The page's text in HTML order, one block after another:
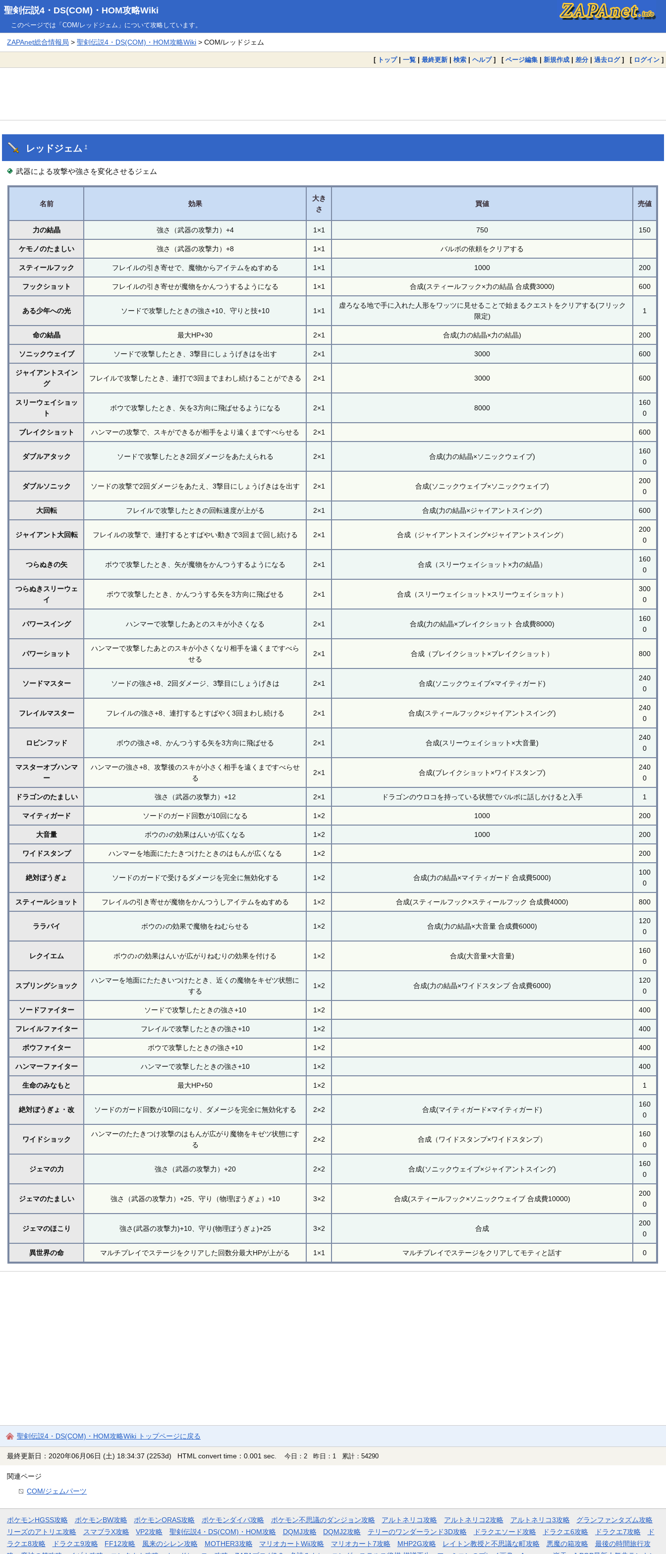
聖剣伝説4・DS(COM)・HOM攻略Wiki
このページでは「COM/レッドジェム」について攻略しています。
ZAPAnet総合情報局 >聖剣伝説4・DS(COM)・HOM攻略Wiki > COM/レッドジェム
[ トップ| 一覧 | 最終更新 | 検索 | ヘルプ] [ ページ編集 | 新規作成 | 差分 | 過去ログ] [ ログイン ]
レッドジェム†
武器による攻撃や強さを変化させるジェム
名前 効果
大き
さ
買値 売値
力の結晶 強さ（武器の攻撃力）+4 1×1 750 150
ケモノのたましい 強さ（武器の攻撃力）+8 1×1 バルボの依頼をクリアする
スティールフック フレイルの引き寄せで、魔物からアイテムをぬすめる 1×1 1000 200
フックショット フレイルの引き寄せが魔物をかんつうするようになる 1×1 合成(スティールフック×力の結晶 合成費3000) 600
ある少年への光 ソードで攻撃したときの強さ+10、守りと技+10 1×1
虚ろなる地で手に入れた人形をワッツに見せることで始まるクエストをクリアする(フリック
限定)
1
命の結晶 最大HP+30 2×1 合成(力の結晶×力の結晶) 200
ソニックウェイブ ソードで攻撃したとき、3撃目にしょうげきはを出す 2×1 3000 600
ジャイアントスイン
グ
フレイルで攻撃したとき、連打で3回までまわし続けることができる 2×1 3000 600
スリーウェイショッ
ト
ボウで攻撃したとき、矢を3方向に飛ばせるようになる 2×1 8000
160
0
ブレイクショット ハンマーの攻撃で、スキができるが相手をより遠くまですべらせる 2×1 600
ダブルアタック ソードで攻撃したとき2回ダメージをあたえられる 2×1 合成(力の結晶×ソニックウェイブ)
160
0
ダブルソニック ソードの攻撃で2回ダメージをあたえ、3撃目にしょうげきはを出す 2×1 合成(ソニックウェイブ×ソニックウェイブ)
200
0
大回転 フレイルで攻撃したときの回転速度が上がる 2×1 合成(力の結晶×ジャイアントスイング) 600
ジャイアント大回転 フレイルの攻撃で、連打するとすばやい動きで3回まで回し続ける 2×1 合成（ジャイアントスイング×ジャイアントスイング）
200
0
つらぬきの矢 ボウで攻撃したとき、矢が魔物をかんつうするようになる 2×1 合成（スリーウェイショット×力の結晶）
160
0
つらぬきスリーウェ
イ
ボウで攻撃したとき、かんつうする矢を3方向に飛ばせる 2×1 合成（スリーウェイショット×スリーウェイショット）
300
0
パワースイング ハンマーで攻撃したあとのスキが小さくなる 2×1 合成(力の結晶×ブレイクショット 合成費8000)
160
0
パワーショット
ハンマーで攻撃したあとのスキが小さくなり相手を遠くまですべら
せる
2×1 合成（ブレイクショット×ブレイクショット） 800
ソードマスター ソードの強さ+8、2回ダメージ、3撃目にしょうげきは 2×1 合成(ソニックウェイブ×マイティガード)
240
0
フレイルマスター フレイルの強さ+8、連打するとすばやく3回まわし続ける 2×1 合成(スティールフック×ジャイアントスイング)
240
0
ロビンフッド ボウの強さ+8、かんつうする矢を3方向に飛ばせる 2×1 合成(スリーウェイショット×大音量)
240
0
マスターオブハンマ
ー
ハンマーの強さ+8、攻撃後のスキが小さく相手を遠くまですべらせ
る
2×1 合成(ブレイクショット×ワイドスタンプ)
240
0
ドラゴンのたましい 強さ（武器の攻撃力）+12 2×1 ドラゴンのウロコを持っている状態でバルボに話しかけると入手 1
マイティガード ソードのガード回数が10回になる 1×2 1000 200
大音量 ボウの♪の効果はんいが広くなる 1×2 1000 200
ワイドスタンプ ハンマーを地面にたたきつけたときのはもんが広くなる 1×2 200
絶対ぼうぎょ ソードのガードで受けるダメージを完全に無効化する 1×2 合成(力の結晶×マイティガード 合成費5000)
100
0
スティールショット フレイルの引き寄せが魔物をかんつうしアイテムをぬすめる 1×2 合成(スティールフック×スティールフック 合成費4000) 800
ララバイ ボウの♪の効果で魔物をねむらせる 1×2 合成(力の結晶×大音量 合成費6000)
120
0
レクイエム ボウの♪の効果はんいが広がりねむりの効果を付ける 1×2 合成(大音量×大音量)
160
0
スプリングショック
ハンマーを地面にたたきいつけたとき、近くの魔物をキゼツ状態に
する
1×2 合成(力の結晶×ワイドスタンプ 合成費6000)
120
0
ソードファイター ソードで攻撃したときの強さ+10 1×2 400
フレイルファイター フレイルで攻撃したときの強さ+10 1×2 400
ボウファイター ボウで攻撃したときの強さ+10 1×2 400
ハンマーファイター ハンマーで攻撃したときの強さ+10 1×2 400
生命のみなもと 最大HP+50 1×2 1
絶対ぼうぎょ・改 ソードのガード回数が10回になり、ダメージを完全に無効化する 2×2 合成(マイティガード×マイティガード)
160
0
ワイドショック
ハンマーのたたきつけ攻撃のはもんが広がり魔物をキゼツ状態にす
る
2×2 合成（ワイドスタンプ×ワイドスタンプ）
160
0
ジェマの力 強さ（武器の攻撃力）+20 2×2 合成(ソニックウェイブ×ジャイアントスイング)
160
0
ジェマのたましい 強さ（武器の攻撃力）+25、守り（物理ぼうぎょ）+10 3×2 合成(スティールフック×ソニックウェイブ 合成費10000)
200
0
ジェマのほこり 強さ(武器の攻撃力)+10、守り(物理ぼうぎょ)+25 3×2 合成
200
0
異世界の命 マルチプレイでステージをクリアした回数分最大HPが上がる 1×1 マルチプレイでステージをクリアしてモティと話す 0
聖剣伝説4・DS(COM)・HOM攻略Wiki トップページに戻る
最終更新日：2020年06月06日 (土) 18:34:37 (2253d) HTML convert time：0.001 sec. 今日：2 昨日：1 累計：54290
関連ページ
COM/ジェムパーツ
ポケモンHGSS攻略 ポケモンBW攻略 ポケモンORAS攻略 ポケモンダイパ攻略 ポケモン不思議のダンジョン攻略 アルトネリコ攻略 アルトネリコ2攻略 アルトネリコ3攻略
グランファンタズム攻略
リーズのアトリエ攻略
スマブラX攻略 VP2攻略 聖剣伝説4・DS(COM)・HOM攻略 DQMJ攻略 DQMJ2攻略 テリーのワンダーランド3D攻略 ドラクエソード攻略 ドラクエ6攻略 ドラクエ7攻略
ド
ラクエ8攻略
ドラクエ9攻略 FF12攻略 風来のシレン攻略 MOTHER3攻略 マリオカートWii攻略 マリオカート7攻略 MHP2G攻略 レイトン教授と不思議な町攻略 悪魔の箱攻略
最後の時間旅行攻